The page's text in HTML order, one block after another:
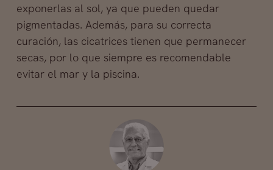
exponerlas al sol, ya que pueden quedar
pigmentadas. Además, para su correcta
curación, las cicatrices tienen que permanecer
secas, por lo que siempre es recomendable
evitar el mar y la piscina.